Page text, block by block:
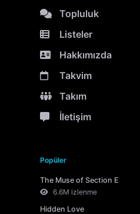
Topluluk
Listeler
Hakkımızda
Takvim
Takım
İletişim
Popüler
The Muse of Section E
6.6M izlenme
Hidden Love